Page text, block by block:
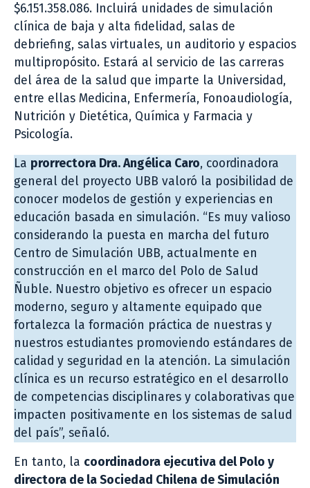
$6.151.358.086. Incluirá unidades de simulación
clínica de baja y alta fidelidad, salas de
debriefing, salas virtuales, un auditorio y espacios
multipropósito. Estará al servicio de las carreras
del área de la salud que imparte la Universidad,
entre ellas Medicina, Enfermería, Fonoaudiología,
Nutrición y Dietética, Química y Farmacia y
Psicología.
La prorrectora Dra. Angélica Caro, coordinadora
general del proyecto UBB valoró la posibilidad de
conocer modelos de gestión y experiencias en
educación basada en simulación. “Es muy valioso
considerando la puesta en marcha del futuro
Centro de Simulación UBB, actualmente en
construcción en el marco del Polo de Salud
Ñuble. Nuestro objetivo es ofrecer un espacio
moderno, seguro y altamente equipado que
fortalezca la formación práctica de nuestras y
nuestros estudiantes promoviendo estándares de
calidad y seguridad en la atención. La simulación
clínica es un recurso estratégico en el desarrollo
de competencias disciplinares y colaborativas que
impacten positivamente en los sistemas de salud
del país”, señaló.
En tanto, la coordinadora ejecutiva del Polo y
directora de la Sociedad Chilena de Simulación